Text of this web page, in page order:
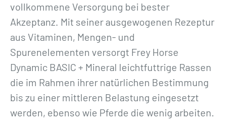
r
l
»
M
e
vollkommene Versorgung bei bester
Akzeptanz. Mit seiner ausgewogenen Rezeptur
aus Vitaminen, Mengen- und
Spurenelementen versorgt Frey Horse
Dynamic BASIC + Mineral leichtfuttrige Rassen
die im Rahmen ihrer natürlichen Bestimmung
bis zu einer mittleren Belastung eingesetzt
werden, ebenso wie Pferde die wenig arbeiten.